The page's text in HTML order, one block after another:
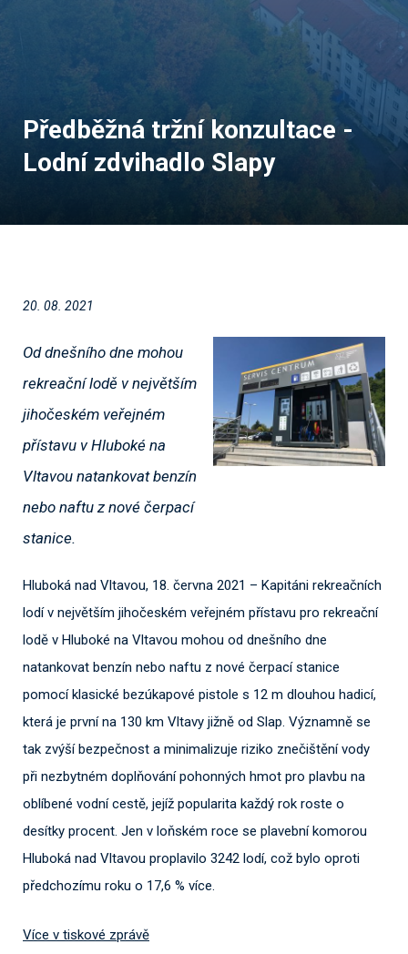
Předběžná tržní konzultace -
Lodní zdvihadlo Slapy
20. 08. 2021
Od dnešního dne mohou
rekreační lodě v největším
jihočeském veřejném
přístavu v Hluboké na
Vltavou natankovat benzín
nebo naftu z nové čerpací
stanice.
Hluboká nad Vltavou, 18. června 2021 – Kapitáni rekreačních
lodí v největším jihočeském veřejném přístavu pro rekreační
lodě v Hluboké na Vltavou mohou od dnešního dne
natankovat benzín nebo naftu z nové čerpací stanice
pomocí klasické bezúkapové pistole s 12 m dlouhou hadicí,
která je první na 130 km Vltavy jižně od Slap. Významně se
tak zvýší bezpečnost a minimalizuje riziko znečištění vody
při nezbytném doplňování pohonných hmot pro plavbu na
oblíbené vodní cestě, jejíž popularita každý rok roste o
desítky procent. Jen v loňském roce se plavební komorou
Hluboká nad Vltavou proplavilo 3242 lodí, což bylo oproti
předchozímu roku o 17,6 % více.
Více v tiskové zprávě